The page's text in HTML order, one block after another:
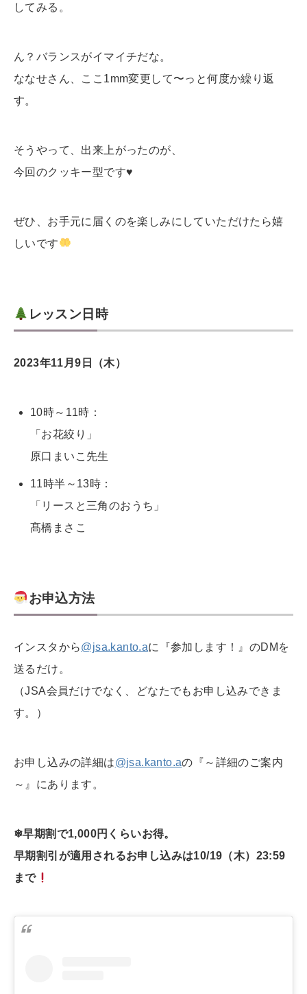
してみる。
ん？バランスがイマイチだな。
ななせさん、ここ1mm変更して〜っと何度か繰り返
す。
そうやって、出来上がったのが、
今回のクッキー型です♥️
ぜひ、お手元に届くのを楽しみにしていただけたら嬉
しいです
レッスン日時
2023年11月9日（木）
10時～11時：
「お花絞り」
原口まいこ先生
11時半～13時：
「リースと三角のおうち」
髙橋まさこ
お申込方法
インスタから@jsa.kanto.aに『参加します！』のDMを
送るだけ。
（JSA会員だけでなく、どなたでもお申し込みできま
す。）
お申し込みの詳細は@jsa.kanto.aの『～詳細のご案内
～』にあります。
❄︎早期割で1,000円くらいお得。
早期割引が適用されるお申し込みは10/19（木）23:59
まで